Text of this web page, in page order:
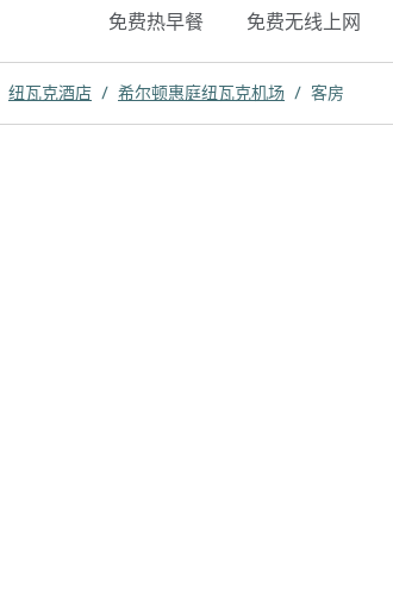
免费热早餐 免费无线上网
纽瓦克酒店 / 希尔顿惠庭纽瓦克机场 / 客房